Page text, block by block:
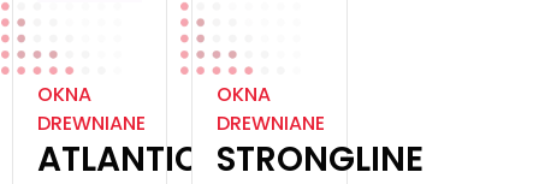
OKNA
DREWNIANE
ATLANTIC
OKNA
DREWNIANE
STRONGLINE